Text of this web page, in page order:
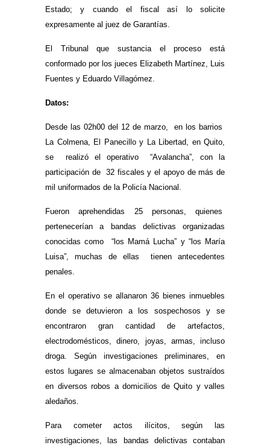
Estado; y cuando el fiscal así lo solicite
expresamente al juez de Garantías.
El Tribunal que sustancia el proceso está
conformado por los jueces Elizabeth Martínez, Luis
Fuentes y Eduardo Villagómez.
Datos:
Desde las 02h00 del 12 de marzo, en los barrios
La Colmena, El Panecillo y La Libertad, en Quito,
se realizó el operativo “Avalancha”, con la
participación de 32 fiscales y el apoyo de más de
mil uniformados de la Policía Nacional.
Fueron aprehendidas 25 personas, quienes
pertenecerían a bandas delictivas organizadas
conocidas como “los Mamá Lucha” y “los María
Luisa”, muchas de ellas tienen antecedentes
penales.
En el operativo se allanaron 36 bienes inmuebles
donde se detuvieron a los sospechosos y se
encontraron gran cantidad de artefactos,
electrodomésticos, dinero, joyas, armas, incluso
droga. Según investigaciones preliminares, en
estos lugares se almacenaban objetos sustraídos
en diversos robos a domicilios de Quito y valles
aledaños.
Para cometer actos ilícitos, según las
investigaciones, las bandas delictivas contaban